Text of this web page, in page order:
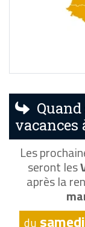
vacances
Les
seront les
après la
du